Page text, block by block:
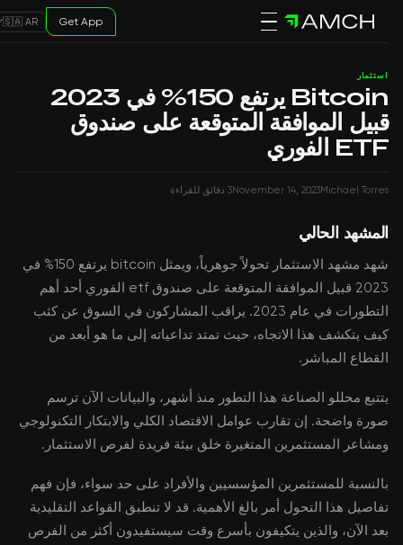
🇸🇦 AR Get App
استثمار
Bitcoin يرتفع 150% في 2023
قبيل الموافقة المتوقعة على صندوق
ETF الفوري
Michael Torres
November 14, 20233 دقائق للقراءة
المشهد الحالي
شهد مشهد الاستثمار تحولاً جوهرياً، ويمثل bitcoin يرتفع 150% في
2023 قبيل الموافقة المتوقعة على صندوق etf الفوري أحد أهم
التطورات في عام 2023. يراقب المشاركون في السوق عن كثب
كيف يتكشف هذا الاتجاه، حيث تمتد تداعياته إلى ما هو أبعد من
القطاع المباشر.
يتتبع محللو الصناعة هذا التطور منذ أشهر، والبيانات الآن ترسم
صورة واضحة. إن تقارب عوامل الاقتصاد الكلي والابتكار التكنولوجي
ومشاعر المستثمرين المتغيرة خلق بيئة فريدة لفرص الاستثمار.
بالنسبة للمستثمرين المؤسسيين والأفراد على حد سواء، فإن فهم
تفاصيل هذا التحول أمر بالغ الأهمية. قد لا تنطبق القواعد التقليدية
بعد الآن، والذين يتكيفون بأسرع وقت سيستفيدون أكثر من الفرص